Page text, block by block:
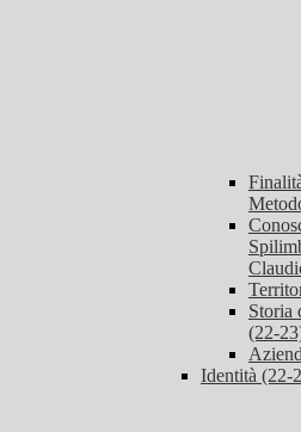
Storia
(22-
Identità (22-